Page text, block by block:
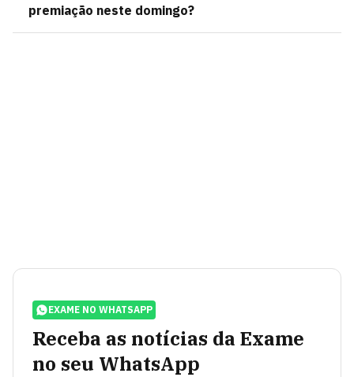
premiação neste domingo?
EXAME NO WHATSAPP
Receba as notícias da Exame
no seu WhatsApp